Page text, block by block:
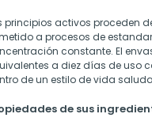
principios activos proceden
a procesos de
constante. El
a diez días de uso
de un estilo de vida
de sus